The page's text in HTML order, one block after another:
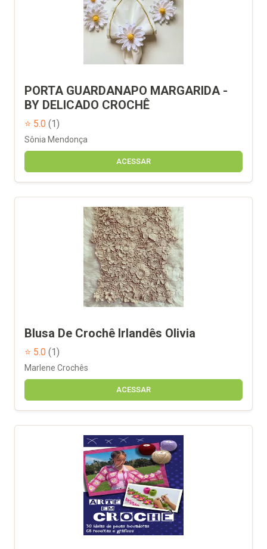
PORTA GUARDANAPO MARGARIDA -
BY DELICADO CROCHÊ
⭐ 5.0 (1)
Sônia Mendonça
ACESSAR
Blusa De Crochê Irlandês Olivia
⭐ 5.0 (1)
Marlene Crochês
ACESSAR